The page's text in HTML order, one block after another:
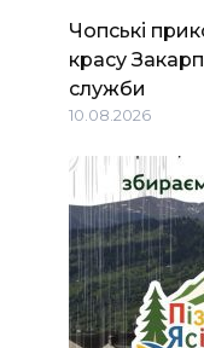
Чопські
красу
служби
10.08.2026